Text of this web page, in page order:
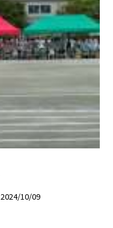
2024/10/09